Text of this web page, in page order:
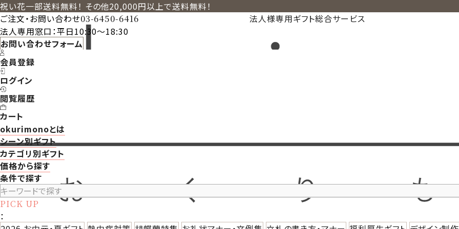
祝い花一部送料無料！ その他20,000円以上で送料無料！
法人様専用ギフト総合サービス
ご注文・お問い合わせ03-6450-6416
法人専用窓口：平日10:30～18:30
お問い合わせフォーム
会員登録
ログイン
閲覧履歴
カート
okurimonoとは
シーン別ギフト
カテゴリ別ギフト
価格から探す
条件で探す
PICK UP
：